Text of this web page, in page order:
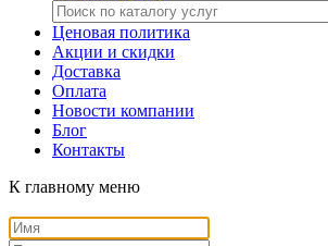
Ценовая политика
Акции и скидки
Доставка
Оплата
Новости компании
Блог
Контакты
К главному меню